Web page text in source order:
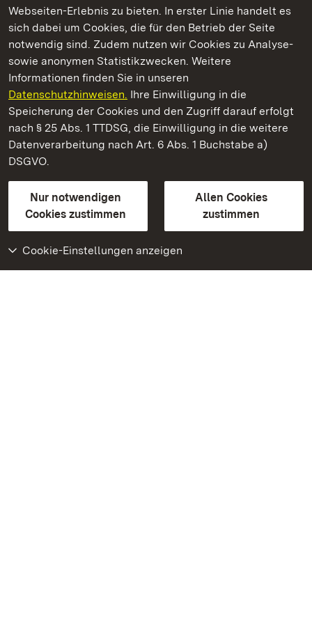
Webseiten-Erlebnis zu bieten. In erster Linie handelt es
sich dabei um Cookies, die für den Betrieb der Seite
notwendig sind. Zudem nutzen wir Cookies zu Analyse-
sowie anonymen Statistikzwecken. Weitere
Informationen finden Sie in unseren
Datenschutzhinweisen. Ihre Einwilligung in die
Speicherung der Cookies und den Zugriff darauf erfolgt
nach § 25 Abs. 1 TTDSG, die Einwilligung in die weitere
Datenverarbeitung nach Art. 6 Abs. 1 Buchstabe a)
DSGVO.
Nur notwendigen
Cookies zustimmen
Allen Cookies
zustimmen
Cookie-Einstellungen anzeigen
Kommen. Staunen. Genießen.
Staatliche Schlösser und Gärten Baden‑Württemberg
Staatliche Schlösser und Gärten Baden-Württemberg
Kontakt
GebärdenspracheLeichte Sprache
Erklärung zur Barrierefreiheit
BITV-konform (geprüfte Seiten)
Weiteres